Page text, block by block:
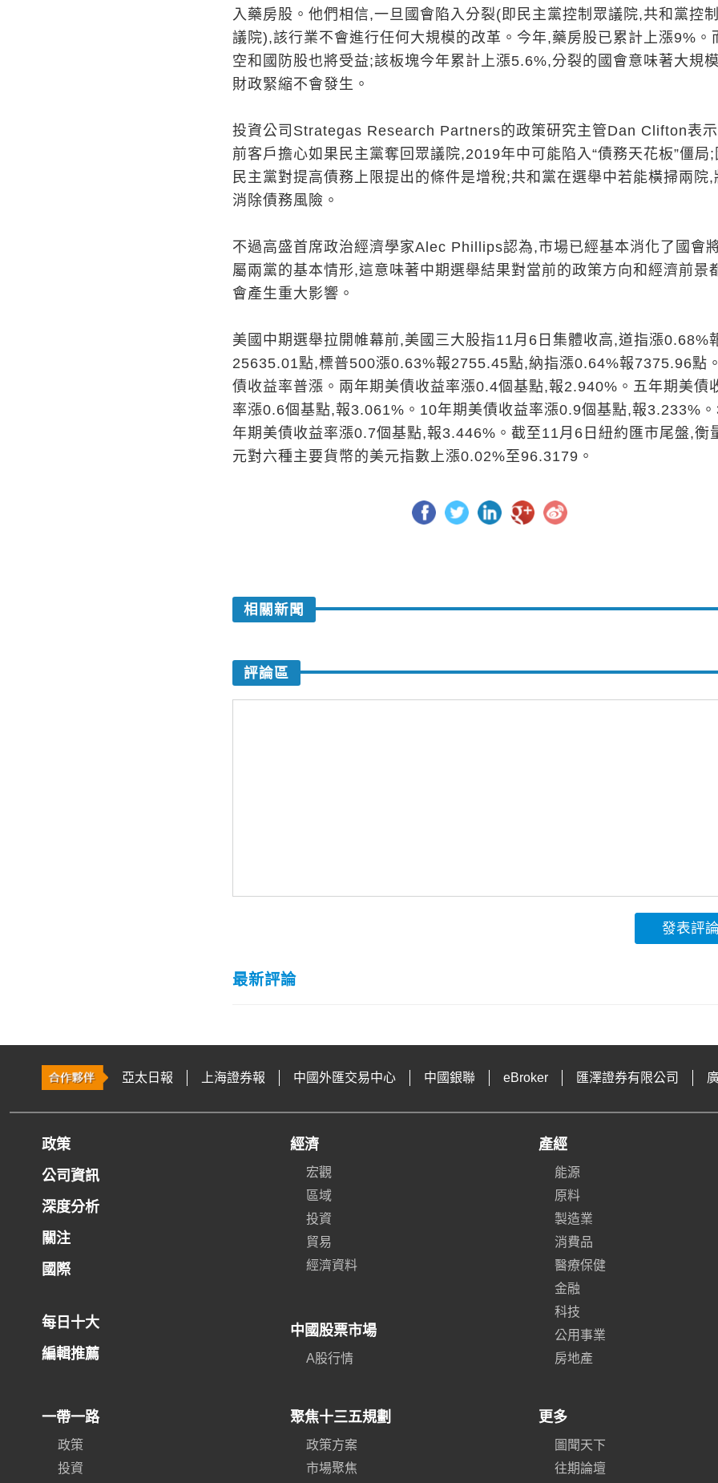
入藥房股。他們相信,一旦國會陷入分裂(即民主黨控制眾議院,共和黨控
議院),該行業不會進行任何大規模的改革。今年,藥房股已累計上漲9%。
空和國防股也將受益;該板塊今年累計上漲5.6%,分裂的國會意味著大規
財政緊縮不會發生。
投資公司Strategas Research Partners的政策研究主管Dan Clifton表示
前客戶擔心如果民主黨奪回眾議院,2019年中可能陷入“債務天花板”僵局;
民主黨對提高債務上限提出的條件是增稅;共和黨在選舉中若能橫掃兩院,
消除債務風險。
不過高盛首席政治經濟學家Alec Phillips認為,市場已經基本消化了國會
屬兩黨的基本情形,這意味著中期選舉結果對當前的政策方向和經濟前景
會產生重大影響。
美國中期選舉拉開帷幕前,美國三大股指11月6日集體收高,道指漲0.68%
25635.01點,標普500漲0.63%報2755.45點,納指漲0.64%報7375.96點
債收益率普漲。兩年期美債收益率漲0.4個基點,報2.940%。五年期美債
率漲0.6個基點,報3.061%。10年期美債收益率漲0.9個基點,報3.233%
年期美債收益率漲0.7個基點,報3.446%。截至11月6日紐約匯市尾盤,衡
元對六種主要貨幣的美元指數上漲0.02%至96.3179。
相關新聞
評論區
發表評論
最新評論
亞太日報 上海證券報 中國外匯交易中心 中國銀聯 eBroker 匯澤證券有限公司
政策
公司資訊
深度分析
關注
國際
每日十大
編輯推薦
經濟
宏觀
區域
投資
貿易
經濟資料
中國股票市場
A股行情
產經
能源
原料
製造業
消費品
醫療保健
金融
科技
公用事業
房地產
一帶一路
政策
投資
聚焦十三五規劃
政策方案
市場聚焦
更多
圖聞天下
往期論壇